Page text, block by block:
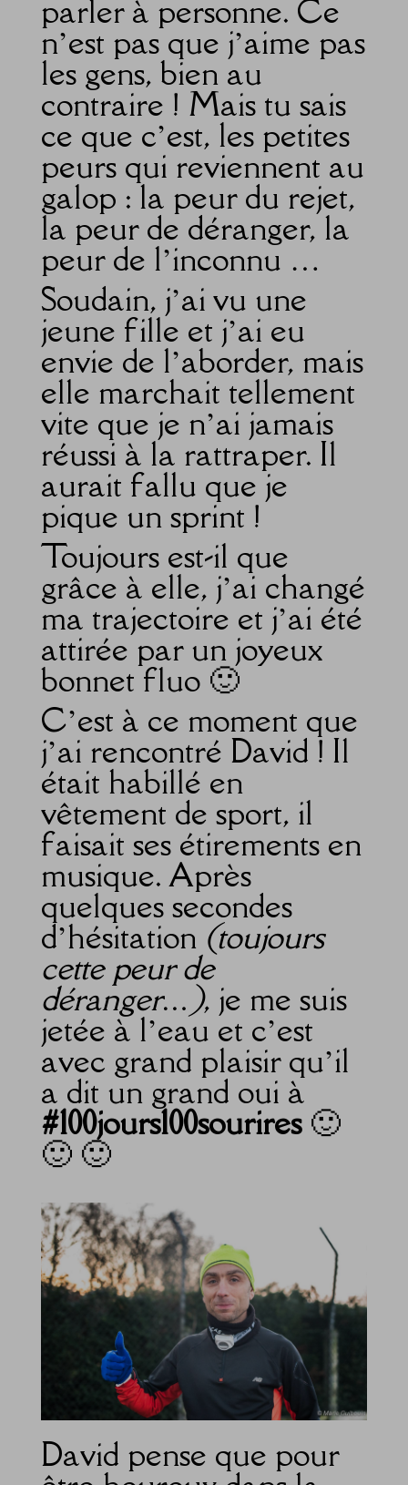
parler à personne. Ce
n’est pas que j’aime pas
les gens, bien au
contraire ! Mais tu sais
ce que c’est, les petites
peurs qui reviennent au
galop : la peur du rejet,
la peur de déranger, la
peur de l’inconnu …
Soudain, j’ai vu une
jeune fille et j’ai eu
envie de l’aborder, mais
elle marchait tellement
vite que je n’ai jamais
réussi à la rattraper. Il
aurait fallu que je
pique un sprint !
Toujours est-il que
grâce à elle, j’ai changé
ma trajectoire et j’ai été
attirée par un joyeux
bonnet fluo 🙂
C’est à ce moment que
j’ai rencontré David ! Il
était habillé en
vêtement de sport, il
faisait ses étirements en
musique. Après
quelques secondes
d’hésitation (toujours
cette peur de
déranger…), je me suis
jetée à l’eau et c’est
avec grand plaisir qu’il
a dit un grand oui à
#100jours100sourires🙂
🙂 🙂
David pense que pour